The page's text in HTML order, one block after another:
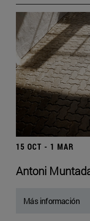
15 OCT - 1 MAR
Antoni
Más información